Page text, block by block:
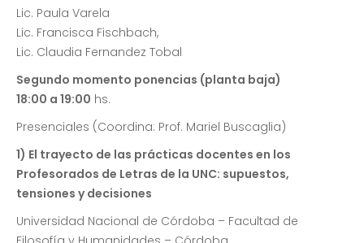
Lic. Paula Varela
Lic. Francisca Fischbach,
Lic. Claudia Fernandez Tobal
Segundo momento ponencias (planta baja)
18:00 a 19:00 hs.
Presenciales (Coordina: Prof. Mariel Buscaglia)
1) El trayecto de las prácticas docentes en los
Profesorados de Letras de la UNC: supuestos,
tensiones y decisiones
Universidad Nacional de Córdoba – Facultad de